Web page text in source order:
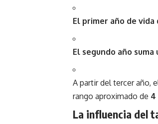
El primer año de vida
El segundo año suma
A partir del tercer año,
rango aproximado de 4
La influencia del